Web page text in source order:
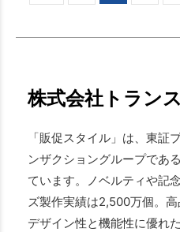
株式会社トラン
「販促スタイル」は、東証
ンザクショングループであ
ています。ノベルティや記
ズ製作実績は2,500万個。高
デザイン性と機能性に優れ